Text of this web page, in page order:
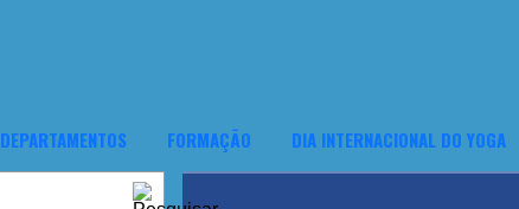
DEPARTAMENTOS FORMAÇÃO DIA INTERNACIONAL DO YOGA